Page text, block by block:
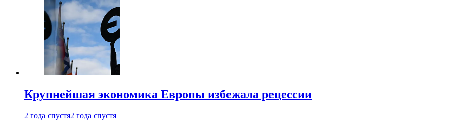
Крупнейшая экономика Европы избежала рецессии
2 года спустя2 года спустя